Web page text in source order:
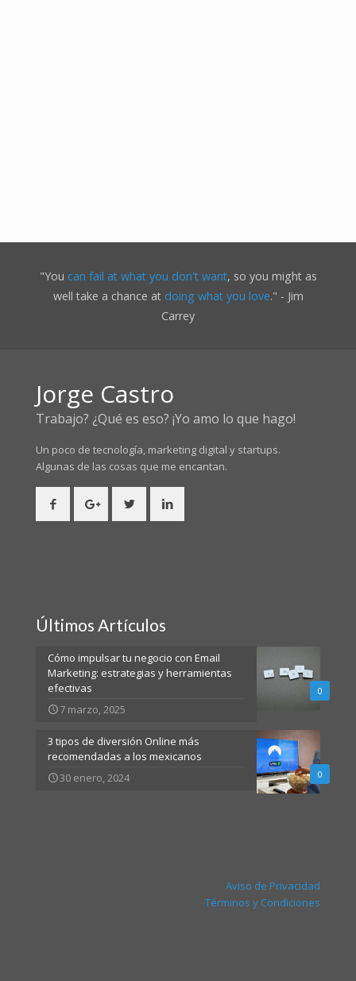
"You can fail at what you don't want, so you might as
well take a chance at doing what you love." - Jim
Carrey
Jorge Castro
Trabajo? ¿Qué es eso? ¡Yo amo lo que hago!
Un poco de tecnología, marketing digital y startups.
Algunas de las cosas que me encantan.
Últimos Artículos
0
Cómo impulsar tu negocio con Email
Marketing: estrategias y herramientas
efectivas
7 marzo, 2025
0
3 tipos de diversión Online más
recomendadas a los mexicanos
30 enero, 2024
Aviso de Privacidad
Términos y Condiciones